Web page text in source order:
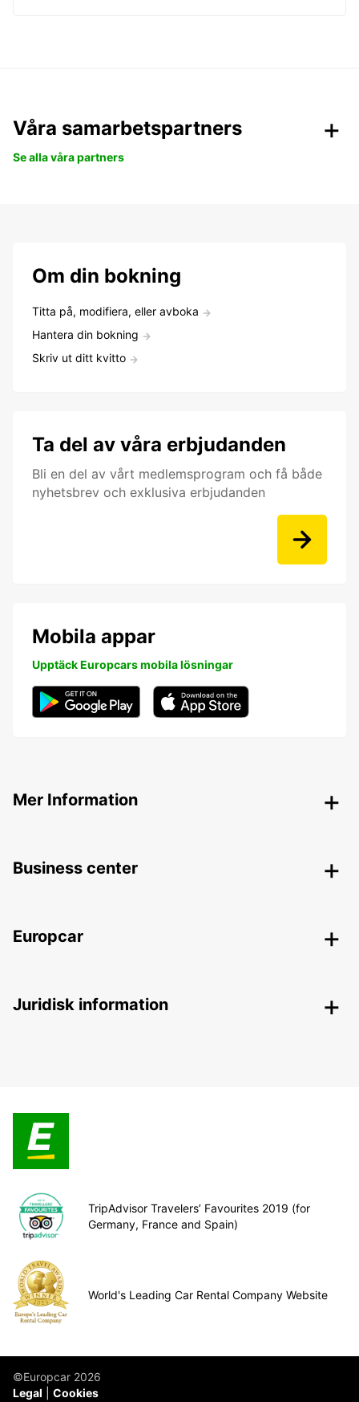
Våra samarbetspartners
Se alla våra partners
Om din bokning
Titta på, modifiera, eller avboka
Hantera din bokning
Skriv ut ditt kvitto
Ta del av våra erbjudanden
Bli en del av vårt medlemsprogram och få både
nyhetsbrev och exklusiva erbjudanden
Mobila appar
Upptäck Europcars mobila lösningar
Mer Information
Business center
Europcar
Juridisk information
TripAdvisor Travelers’ Favourites 2019 (for
Germany, France and Spain)
World's Leading Car Rental Company Website
©Europcar 2026
Legal
Cookies